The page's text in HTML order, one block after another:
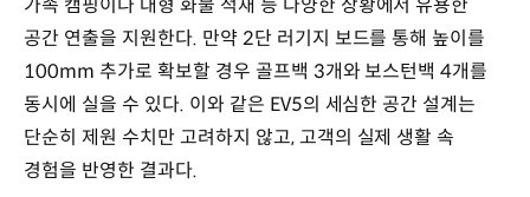
가족 캠핑이나 대형 화물 적재 등 다양한 상황에서 유용한
공간 연출을 지원한다. 만약 2단 러기지 보드를 통해 높이를
100mm 추가로 확보할 경우 골프백 3개와 보스턴백 4개를
동시에 실을 수 있다. 이와 같은 EV5의 세심한 공간 설계는
단순히 제원 수치만 고려하지 않고, 고객의 실제 생활 속
경험을 반영한 결과다.